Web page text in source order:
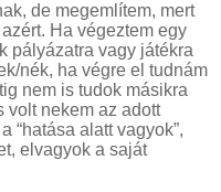
de megemlítem, mert
Ha végeztem egy
pályázatra vagy játékra
nék, ha végre el tudnám
nem is tudok másikra
volt nekem az adott
“hatása alatt vagyok”,
elvagyok a saját